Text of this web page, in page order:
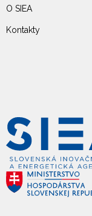
O SIEA
Kontakty